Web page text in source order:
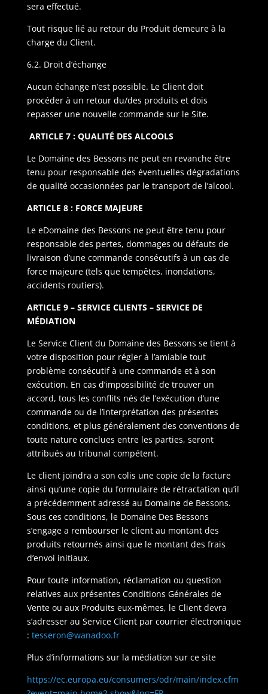
sera effectué.
Tout risque lié au retour du Produit demeure à la
charge du Client.
6.2. Droit d’échange
Aucun échange n’est possible. Le Client doit
procéder à un retour du/des produits et dois
repasser une nouvelle commande sur le Site.
ARTICLE 7 : QUALITÉ DES ALCOOLS
Le Domaine des Bessons ne peut en revanche être
tenu pour responsable des éventuelles dégradations
de qualité occasionnées par le transport de l’alcool.
ARTICLE 8 : FORCE MAJEURE
Le eDomaine des Bessons ne peut être tenu pour
responsable des pertes, dommages ou défauts de
livraison d’une commande consécutifs à un cas de
force majeure (tels que tempêtes, inondations,
accidents routiers).
ARTICLE 9 – SERVICE CLIENTS – SERVICE DE
MÉDIATION
Le Service Client du Domaine des Bessons se tient à
votre disposition pour régler à l’amiable tout
problème consécutif à une commande et à son
exécution. En cas d’impossibilité de trouver un
accord, tous les conflits nés de l’exécution d’une
commande ou de l’interprétation des présentes
conditions, et plus généralement des conventions de
toute nature conclues entre les parties, seront
attribués au tribunal compétent.
Le client joindra a son colis une copie de la facture
ainsi qu’une copie du formulaire de rétractation qu’il
a précédemment adressé au Domaine de Bessons.
Sous ces conditions, le Domaine Des Bessons
s’engage a rembourser le client au montant des
produits retournés ainsi que le montant des frais
d’envoi initiaux.
Pour toute information, réclamation ou question
relatives aux présentes Conditions Générales de
Vente ou aux Produits eux-mêmes, le Client devra
s’adresser au Service Client par courrier électronique
: tesseron@wanadoo.fr
Plus d’informations sur la médiation sur ce site
https://ec.europa.eu/consumers/odr/main/index.cfm